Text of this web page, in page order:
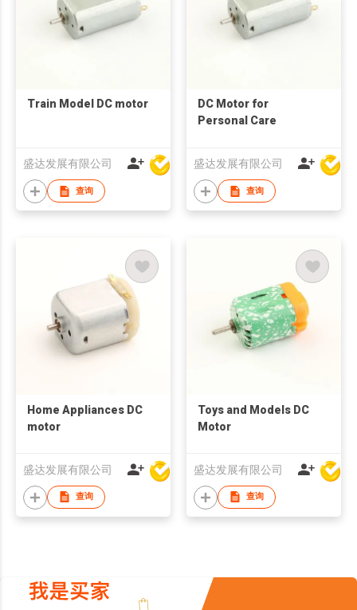
Train Model DC motor
盛达发展有限公司
查询
DC Motor for
Personal Care
盛达发展有限公司
查询
Home Appliances DC
motor
盛达发展有限公司
查询
Toys and Models DC
Motor
盛达发展有限公司
查询